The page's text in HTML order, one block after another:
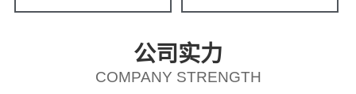
公司实力
COMPANY STRENGTH